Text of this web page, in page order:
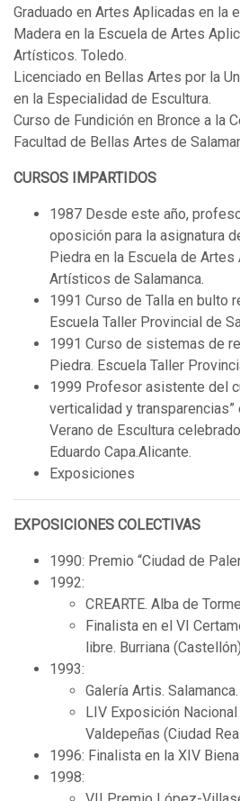
Graduado en Artes Aplicadas en la
Madera en la Escuela de Artes
Artísticos. Toledo.
Licenciado en Bellas Artes por la
en la Especialidad de Escultura.
Curso de Fundición en Bronce a la
Facultad de Bellas Artes de
CURSOS IMPARTIDOS
1987 Desde este año,
oposición para la asignatura
Piedra en la Escuela de
Artísticos de Salamanca.
1991 Curso de Talla en bulto
Escuela Taller Provincial de
1991 Curso de sistemas de
Piedra. Escuela Taller
1999 Profesor asistente del
verticalidad y
Verano de Escultura
Eduardo Capa.Alicante.
Exposiciones
EXPOSICIONES COLECTIVAS
1990: Premio “Ciudad de
1992:
CREARTE. Alba de
Finalista en el VI
libre. Burriana (Castellón).
1993:
Galería Artis. Salamanca.
LIV Exposición
Valdepeñas (Ciudad
1996: Finalista en la XIV
1998: